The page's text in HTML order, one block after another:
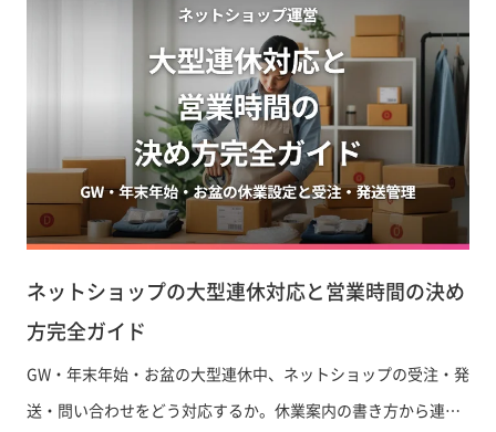
ネットショップの大型連休対応と営業時間の決め
方完全ガイド
GW・年末年始・お盆の大型連休中、ネットショップの受注・発
送・問い合わせをどう対応するか。休業案内の書き方から連休